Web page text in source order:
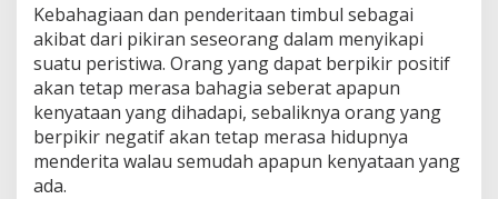
Kebahagiaan dan penderitaan timbul sebagai
akibat dari pikiran seseorang dalam menyikapi
suatu peristiwa. Orang yang dapat berpikir positif
akan tetap merasa bahagia seberat apapun
kenyataan yang dihadapi, sebaliknya orang yang
berpikir negatif akan tetap merasa hidupnya
menderita walau semudah apapun kenyataan yang
ada.